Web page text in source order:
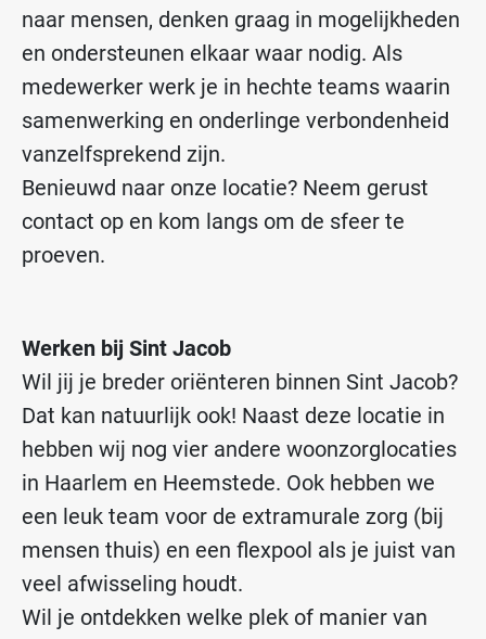
naar mensen, denken graag in mogelijkheden
en ondersteunen elkaar waar nodig. Als
medewerker werk je in hechte teams waarin
samenwerking en onderlinge verbondenheid
vanzelfsprekend zijn.
Benieuwd naar onze locatie? Neem gerust
contact op en kom langs om de sfeer te
proeven.
Werken bij Sint Jacob
Wil jij je breder oriënteren binnen Sint Jacob?
Dat kan natuurlijk ook! Naast deze locatie in
hebben wij nog vier andere woonzorglocaties
in Haarlem en Heemstede. Ook hebben we
een leuk team voor de extramurale zorg (bij
mensen thuis) en een flexpool als je juist van
veel afwisseling houdt.
Wil je ontdekken welke plek of manier van